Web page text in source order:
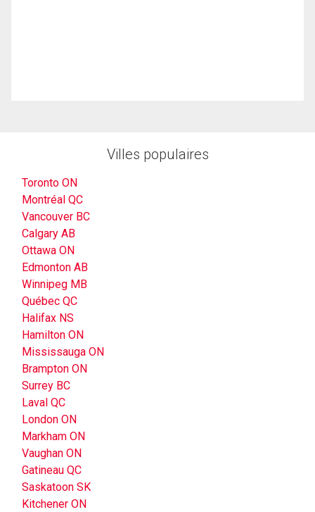
Villes populaires
Toronto ON
Montréal QC
Vancouver BC
Calgary AB
Ottawa ON
Edmonton AB
Winnipeg MB
Québec QC
Halifax NS
Hamilton ON
Mississauga ON
Brampton ON
Surrey BC
Laval QC
London ON
Markham ON
Vaughan ON
Gatineau QC
Saskatoon SK
Kitchener ON